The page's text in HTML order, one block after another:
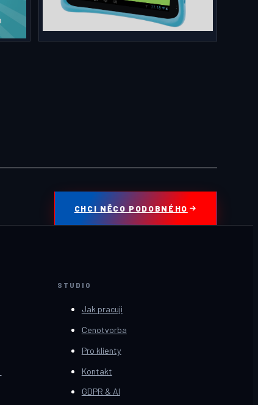
CHCI NĚCO PODOBNÉHO
STUDIO
Jak pracuji
Cenotvorba
Pro klienty
Kontakt
GDPR & AI